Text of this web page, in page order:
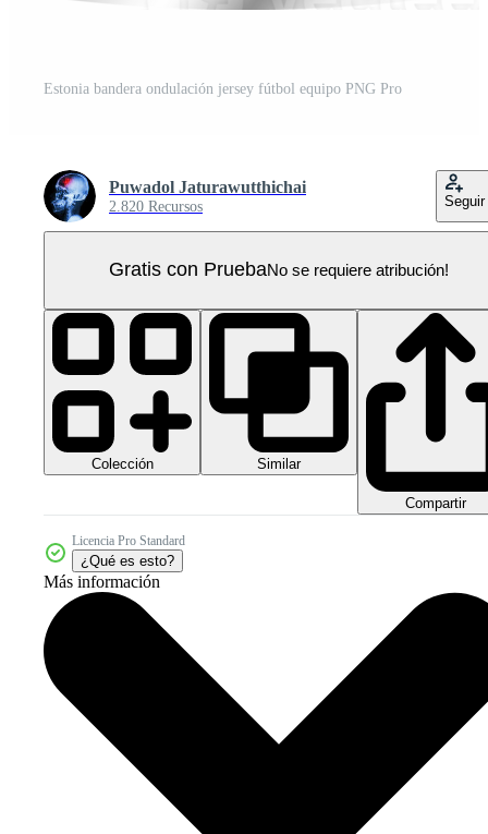
Estonia bandera ondulación jersey fútbol equipo PNG Pro
Puwadol Jaturawutthichai
2.820 Recursos Seguir
Gratis con PruebaNo se requiere atribución!
Colección Similar
Compartir
Licencia Pro Standard
¿Qué es esto?
Más información